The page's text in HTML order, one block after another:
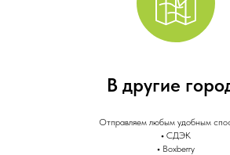
В другие
Отправляем любым удобным
• СДЭК
• Boxberry